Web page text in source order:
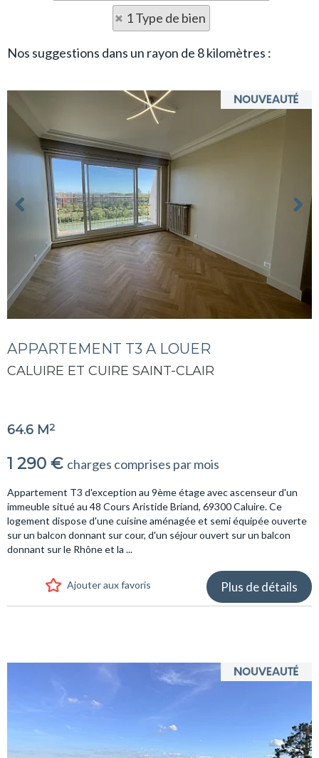
1 Type de bien
Nos suggestions dans un rayon de 8 kilomètres :
APPARTEMENT T3 A LOUER
CALUIRE ET CUIRE SAINT-CLAIR
64.6 M2
1 290 € charges comprises par mois
Appartement T3 d'exception au 9ème étage avec ascenseur d'un
immeuble situé au 48 Cours Aristide Briand, 69300 Caluire. Ce
logement dispose d'une cuisine aménagée et semi équipée ouverte
sur un balcon donnant sur cour, d'un séjour ouvert sur un balcon
donnant sur le Rhône et la ...
Ajouter aux favoris Plus de détails